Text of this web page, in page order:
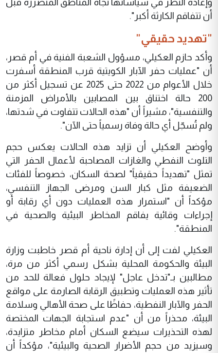
وإعادة النظر في سياساتها تجاه المناطق المتضررة قبل
أن تتفاقم الكارثة أكبر".
"تهديد حقيقي"
وأكد حازم العكيلي، مسؤول الشعبة الفنية في أم قصر،
أن "عمليات حفر الآبار الكويتية قرب المنطقة أسفرت
خلال الأعوام من 2022 حتى 2025 عن تسجيل أكثر من
200 حالة اختناق بين المصابين بالأمراض المزمنة
والتنفسية"، مشيراً أن "هذه الحالات تتفاوت في شدتها،
ولم تُسجّل أي حالة وفاة رسمياً حتى الآن".
وأوضح العكيلي أن تزايد هذه الحالات يعكس حجم
التلوث النفطي والغازات المصاحبة لأعمال الحفر التي
تمثل "تهديداً حقيقياً" لصحة السكان، خصوصاً للفئات
الضعيفة مثل كبار السن ومرضى الجهاز التنفسي،
مؤكداً أن "استمرار هذه العمليات دون أي رقابة أو
إجراءات وقائية يفاقم المخاطر البيئية والصحية في
المنطقة".
العكيلي لفت إلى أن إدارة ناحية أم قصر خاطبت وزارة
البيئة والحكومة المحلية بشكل رسمي أكثر من مرة،
مطالبين بـ"تدخل عاجل" لإيجاد حلول فعالة للحد من
تأثير هذه العمليات وتطبيق الرقابة الصارمة على مواقع
الحفر والآبار النفطية، حفاظًا على صحة الأهالي وسلامة
البيئة، محذراً من أن "عدم استجابة الجهات المختصة
لهذه التحذيرات سيضع السكان أمام مخاطر متزايدة،
وسيزيد من حجم الأضرار الصحية والبيئية"، مؤكداً أن